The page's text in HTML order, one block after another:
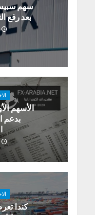
بعد رفع
الأسهم
بدعم
كندا